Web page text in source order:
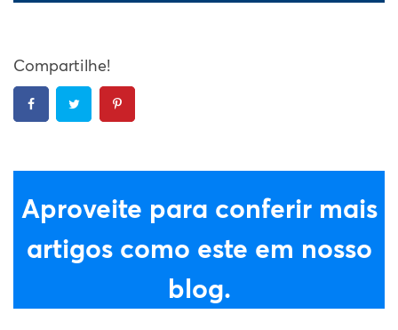
Compartilhe!
Aproveite para conferir mais
artigos como este em nosso
blog.